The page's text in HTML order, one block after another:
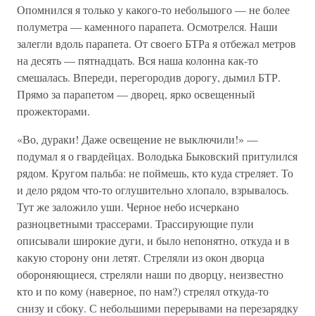
Опомнился я только у какого-то небольшого — не более
полуметра — каменного парапета. Осмотрелся. Наши
залегли вдоль парапета. От своего БТРа я отбежал метров
на десять — пятнадцать. Вся наша колонна как-то
смешалась. Впереди, перегородив дорогу, дымил БТР.
Прямо за парапетом — дворец, ярко освещенный
прожекторами.
«Во, дураки! Даже освещение не выключили!» —
подумал я о гвардейцах. Володька Быковский притулился
рядом. Кругом пальба: не поймешь, кто куда стреляет. То
и дело рядом что-то оглушительно хлопало, взрывалось.
Тут же заложило уши. Черное небо исчеркано
разноцветными трассерами. Трассирующие пули
описывали широкие дуги, и было непонятно, откуда и в
какую сторону они летят. Стреляли из окон дворца
обороняющиеся, стреляли наши по дворцу, неизвестно
кто и по кому (наверное, по нам?) стрелял откуда-то
снизу и сбоку. С небольшими перерывами на перезарядку